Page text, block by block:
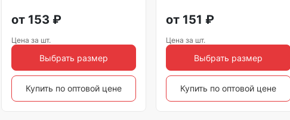
от 153 ₽
Цена за шт.
Выбрать размер
Купить по оптовой цене
от 151 ₽
Цена за шт.
Выбрать размер
Купить по оптовой цене